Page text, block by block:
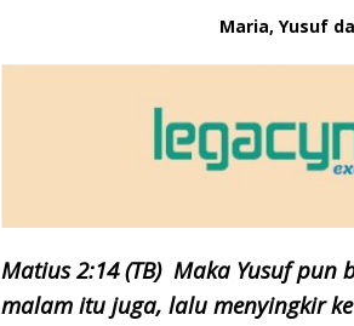
Maria, Yusuf
Matius 2:14 (TB) Maka Yusuf
malam itu juga, lalu menyingkir